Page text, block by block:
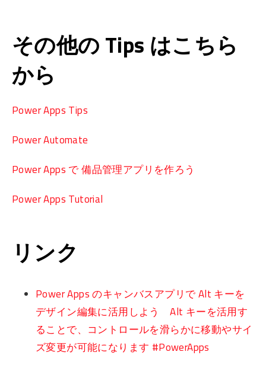
その他の Tips はこちら
から
Power Apps Tips
Power Automate
Power Apps で 備品管理アプリを作ろう
Power Apps Tutorial
リンク
Power Apps のキャンバスアプリで Alt キーを
デザイン編集に活用しよう Alt キーを活用す
ることで、コントロールを滑らかに移動やサイ
ズ変更が可能になります #PowerApps